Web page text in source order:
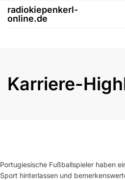
radiokiepenkerl-
online.de
Karriere-
Portugiesische Fußballspieler haben
Sport hinterlassen und